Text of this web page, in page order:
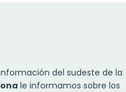
del sudeste de la
le informamos sobre los